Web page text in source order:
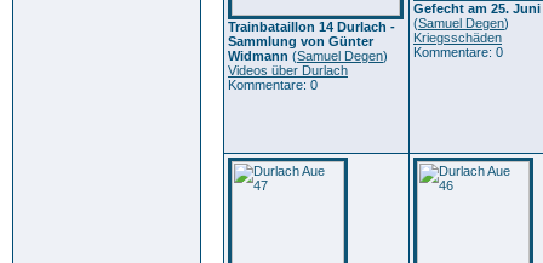
Trainbataillon 14 Durlach -
Sammlung von Günter
Widmann (Samuel Degen)
Videos über Durlach
Kommentare: 0
Gefecht am 25. Juni
(Samuel Degen)
Kriegsschäden
Kommentare: 0